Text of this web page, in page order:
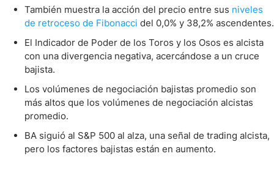
También muestra la acción del precio entre sus niveles
de retroceso de Fibonacci del 0,0% y 38,2% ascendentes.
El Indicador de Poder de los Toros y los Osos es alcista
con una divergencia negativa, acercándose a un cruce
bajista.
Los volúmenes de negociación bajistas promedio son
más altos que los volúmenes de negociación alcistas
promedio.
BA siguió al S&P 500 al alza, una señal de trading alcista,
pero los factores bajistas están en aumento.